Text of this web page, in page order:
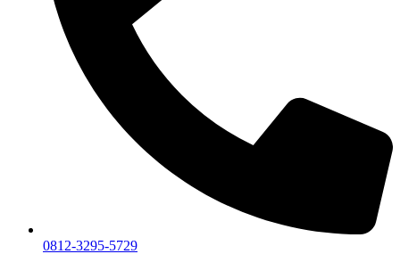
0812-3295-5729